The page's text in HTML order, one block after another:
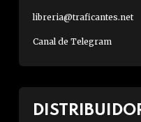
libreria@traficantes.net
Canal de Telegram